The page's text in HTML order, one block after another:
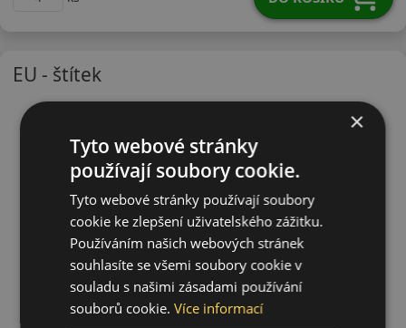
EU - štítek
×
Tyto webové stránky
používají soubory cookie.
Tyto webové stránky používají soubory
cookie ke zlepšení uživatelského zážitku.
Používáním našich webových stránek
souhlasíte se všemi soubory cookie v
souladu s našimi zásadami používání
souborů cookie.Více informací